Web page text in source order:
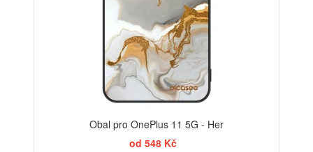
Obal pro OnePlus 11 5G - Her
od 548 Kč